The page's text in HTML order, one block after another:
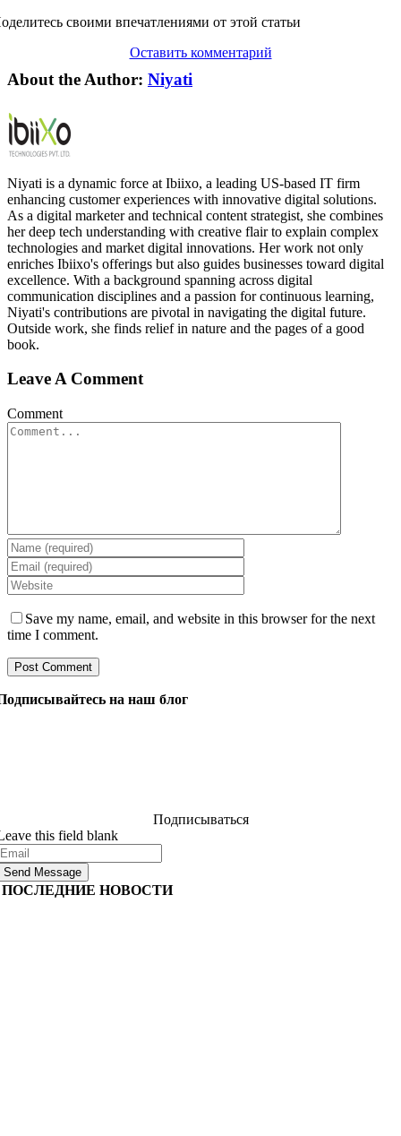
своими впечатлениями от этой статьи
Оставить комментарий
About the Author: Niyati
Niyati is a dynamic force at Ibiixo, a leading US-based IT firm
enhancing customer experiences with innovative digital solutions.
As a digital marketer and technical content strategist, she combines
her deep tech understanding with creative flair to explain complex
technologies and market digital innovations. Her work not only
enriches Ibiixo's offerings but also guides businesses toward digital
excellence. With a background spanning across digital
communication disciplines and a passion for continuous learning,
Niyati's contributions are pivotal in navigating the digital future.
Outside work, she finds relief in nature and the pages of a good
book.
Leave A Comment
Comment
Save my name, email, and website in this browser for the next
time I comment.
на наш блог
Подписываться
this field blank
Send Message
ПОСЛЕДНИЕ НОВОСТИ